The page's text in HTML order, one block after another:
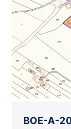
BOE-A-